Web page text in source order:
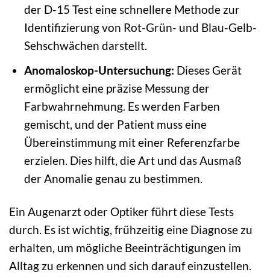
der D-15 Test eine schnellere Methode zur
Identifizierung von Rot-Grün- und Blau-Gelb-
Sehschwächen darstellt.
Anomaloskop-Untersuchung: Dieses Gerät
ermöglicht eine präzise Messung der
Farbwahrnehmung. Es werden Farben
gemischt, und der Patient muss eine
Übereinstimmung mit einer Referenzfarbe
erzielen. Dies hilft, die Art und das Ausmaß
der Anomalie genau zu bestimmen.
Ein Augenarzt oder Optiker führt diese Tests
durch. Es ist wichtig, frühzeitig eine Diagnose zu
erhalten, um mögliche Beeinträchtigungen im
Alltag zu erkennen und sich darauf einzustellen.